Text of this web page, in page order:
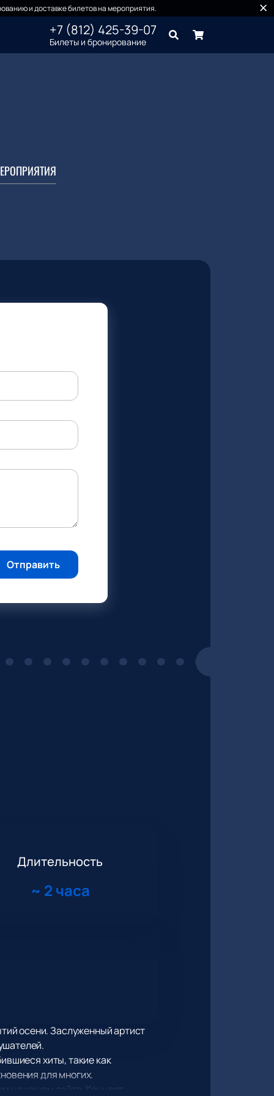
и доставке билетов на мероприятия.
+7 (812) 425-39-07
Билеты и бронирование
Отправить
Длительность
~ 2 часа
осени. Заслуженный артист
хиты, такие как
для многих.
на нашем сайте. Концерт